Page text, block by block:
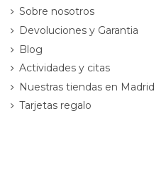
Sobre nosotros
Devoluciones y Garantia
Blog
Actividades y citas
Nuestras tiendas en Madrid
Tarjetas regalo